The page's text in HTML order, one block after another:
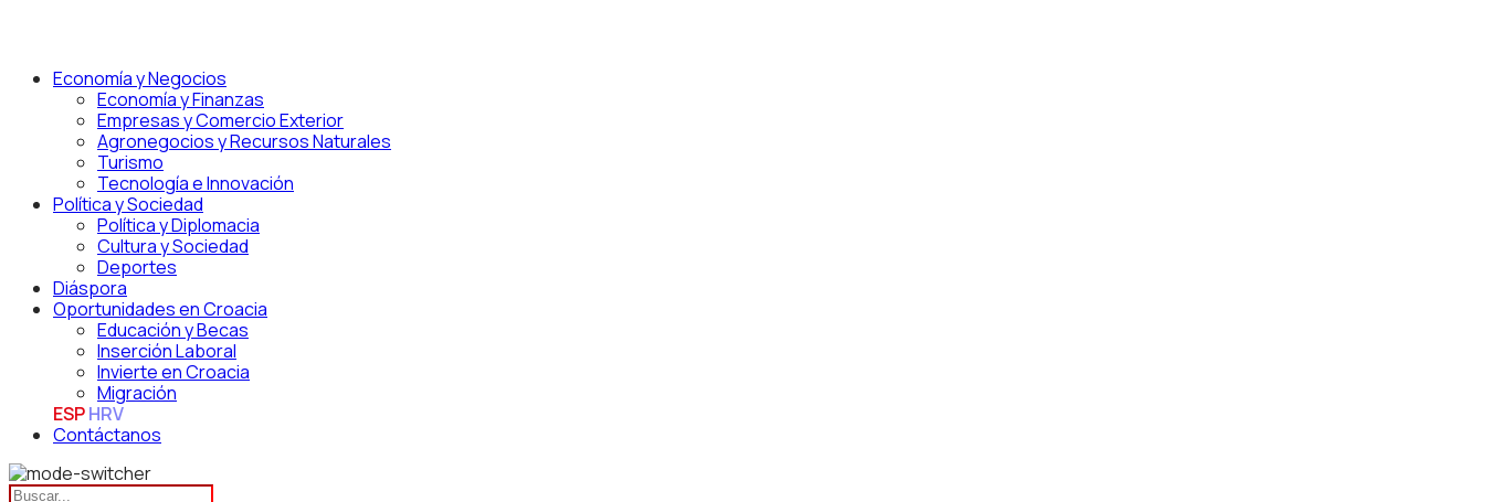
Economía y Negocios
Economía y Finanzas
Empresas y Comercio Exterior
Agronegocios y Recursos Naturales
Turismo
Tecnología e Innovación
Política y Sociedad
Política y Diplomacia
Cultura y Sociedad
Deportes
Diáspora
Oportunidades en Croacia
Educación y Becas
Inserción Laboral
Invierte en Croacia
Migración
ESPHRV
Contáctanos